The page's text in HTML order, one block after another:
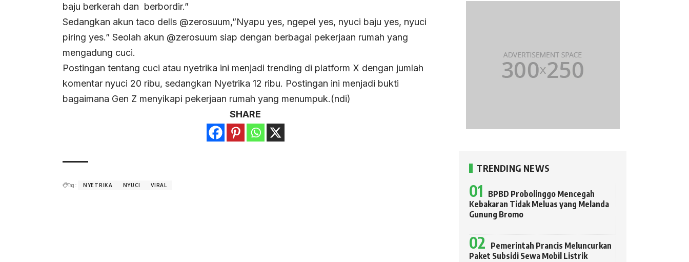
baju berkerah dan berbordir.”
Sedangkan akun taco dells @zerosuum,”Nyapu yes, ngepel yes, nyuci baju yes, nyuci
piring yes.” Seolah akun @zerosuum siap dengan berbagai pekerjaan rumah yang
mengadung cuci.
Postingan tentang cuci atau nyetrika ini menjadi trending di platform X dengan jumlah
komentar nyuci 20 ribu, sedangkan Nyetrika 12 ribu. Postingan ini menjadi bukti
bagaimana Gen Z menyikapi pekerjaan rumah yang menumpuk.(ndi)
SHARE
Tag : NYETRIKA NYUCI VIRAL
TRENDING NEWS
BPBD Probolinggo Mencegah
Kebakaran Tidak Meluas yang Melanda
Gunung Bromo
Pemerintah Prancis Meluncurkan
Paket Subsidi Sewa Mobil Listrik